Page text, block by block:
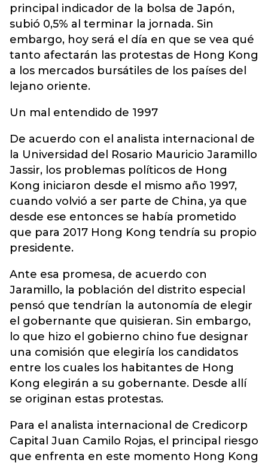
principal indicador de la bolsa de Japón,
subió 0,5% al terminar la jornada. Sin
embargo, hoy será el día en que se vea qué
tanto afectarán las protestas de Hong Kong
a los mercados bursátiles de los países del
lejano oriente.
Un mal entendido de 1997
De acuerdo con el analista internacional de
la Universidad del Rosario Mauricio Jaramillo
Jassir, los problemas políticos de Hong
Kong iniciaron desde el mismo año 1997,
cuando volvió a ser parte de China, ya que
desde ese entonces se había prometido
que para 2017 Hong Kong tendría su propio
presidente.
Ante esa promesa, de acuerdo con
Jaramillo, la población del distrito especial
pensó que tendrían la autonomía de elegir
el gobernante que quisieran. Sin embargo,
lo que hizo el gobierno chino fue designar
una comisión que elegiría los candidatos
entre los cuales los habitantes de Hong
Kong elegirán a su gobernante. Desde allí
se originan estas protestas.
Para el analista internacional de Credicorp
Capital Juan Camilo Rojas, el principal riesgo
que enfrenta en este momento Hong Kong